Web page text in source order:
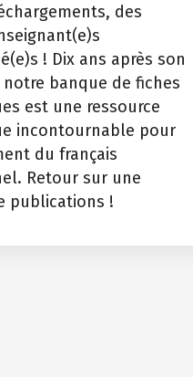
des
! Dix ans après son
banque de fiches
est une ressource
incontournable pour
du français
Retour sur une
publications !